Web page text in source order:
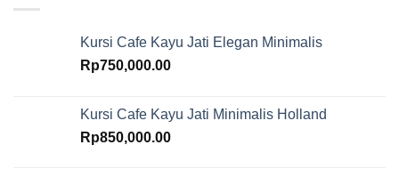
Kursi Cafe Kayu Jati Elegan Minimalis
Rp750,000.00
Kursi Cafe Kayu Jati Minimalis Holland
Rp850,000.00